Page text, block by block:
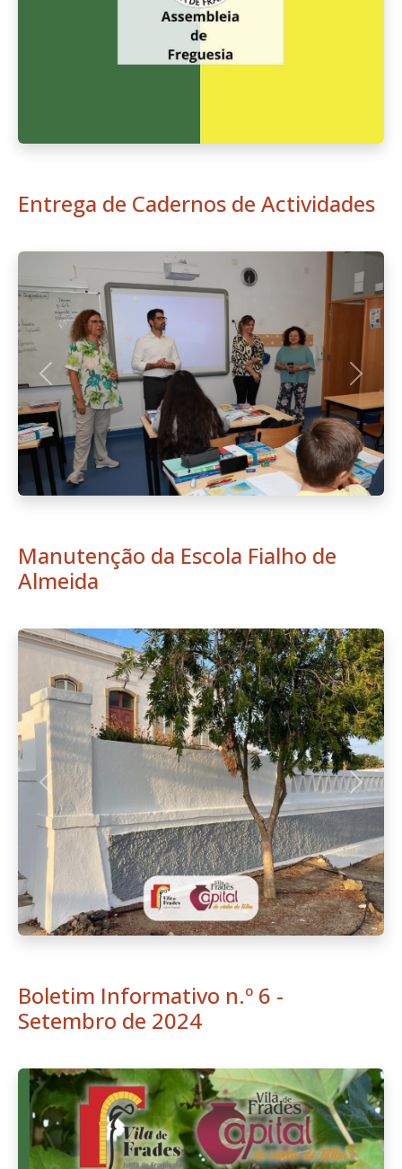
Entrega de Cadernos de Actividades
Manutenção da Escola Fialho de
Almeida
Anterior
Boletim Informativo n.º 6 -
Setembro de 2024
NOVA Agenda - Vila de Frades,
Capital do Vinho de Talha